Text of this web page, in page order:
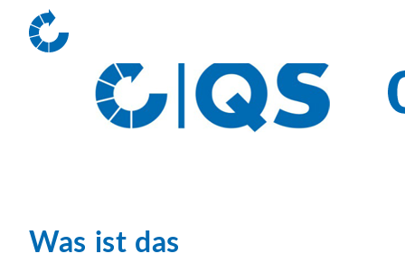
Was ist das